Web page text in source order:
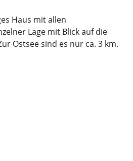
Haus mit allen
Lage mit Blick auf die
Ostsee sind es nur ca. 3 km.